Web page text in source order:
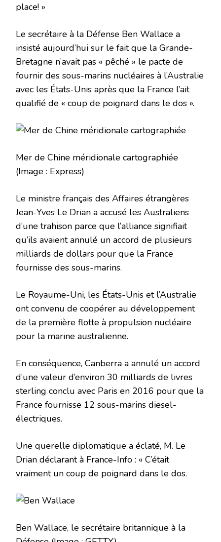
place! »
Le secrétaire à la Défense Ben Wallace a
insisté aujourd’hui sur le fait que la Grande-
Bretagne n’avait pas « pêché » le pacte de
fournir des sous-marins nucléaires à l’Australie
avec les États-Unis après que la France l’ait
qualifié de « coup de poignard dans le dos ».
Mer de Chine méridionale cartographiée
(Image : Express)
Le ministre français des Affaires étrangères
Jean-Yves Le Drian a accusé les Australiens
d’une trahison parce que l’alliance signifiait
qu’ils avaient annulé un accord de plusieurs
milliards de dollars pour que la France
fournisse des sous-marins.
Le Royaume-Uni, les États-Unis et l’Australie
ont convenu de coopérer au développement
de la première flotte à propulsion nucléaire
pour la marine australienne.
En conséquence, Canberra a annulé un accord
d’une valeur d’environ 30 milliards de livres
sterling conclu avec Paris en 2016 pour que la
France fournisse 12 sous-marins diesel-
électriques.
Une querelle diplomatique a éclaté, M. Le
Drian déclarant à France-Info : « C’était
vraiment un coup de poignard dans le dos.
Ben Wallace, le secrétaire britannique à la